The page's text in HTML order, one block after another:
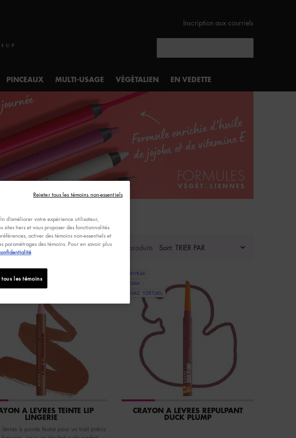
Inscription aux courriels
PINCEAUX MULTI-USAGE VÉGÉTALIEN EN VEDETTE
Afficher 6 produits Sort:
À LÈVRES TEINTÉ LIP
LINGERIE
à pointe feutre pour un trait précis
NOUVEAU
VEGAN
ESSAI VIRTUEL
CRAYON À LÈVRES REPULPANT
DUCK PLUMP
d’améliorer votre expérience utilisateur,
sites tiers et vous proposer des fonctionnalités
activer des témoins non-essentiels et
des témoins. Pour en savoir plus
les témoins
Rejeter tous les témoins non-essentiels